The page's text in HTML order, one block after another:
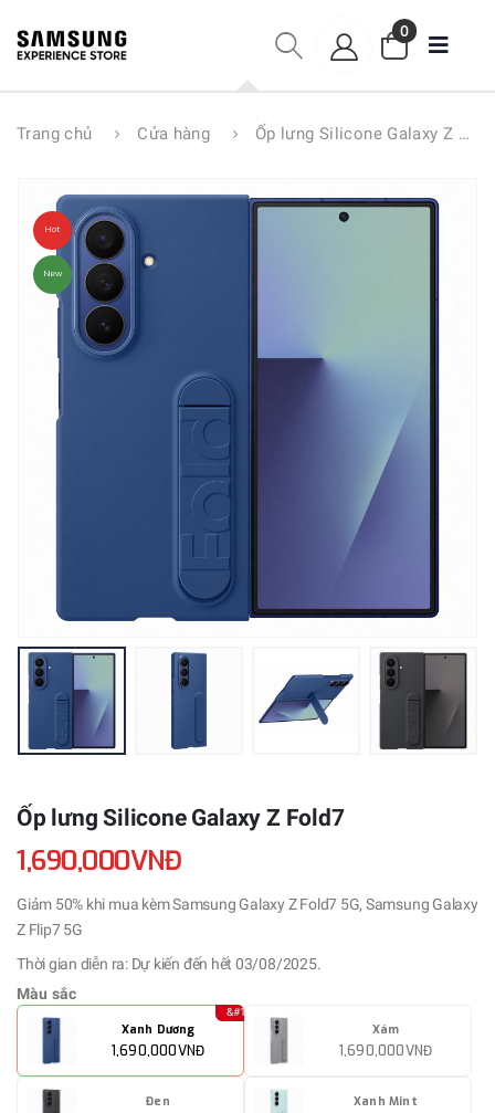
0
Trang chủ Cửa hàng Ốp lưng Silicone Galaxy Z Fold7
Hot
New
Ốp lưng Silicone Galaxy Z Fold7
1,690,000VNĐ
Giảm 50% khi mua kèm Samsung Galaxy Z Fold7 5G, Samsung Galaxy
Z Flip7 5G
Thời gian diễn ra: Dự kiến đến hết 03/08/2025.
Màu sắc
Xanh Dương
1,690,000VNĐ
Xám
1,690,000VNĐ
Đen Xanh Mint